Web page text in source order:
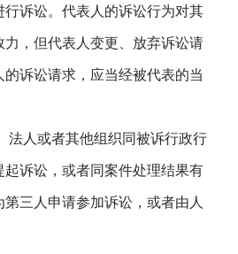
行诉讼。代表人的诉讼行为对其
力，但代表人变更、放弃诉讼请
诉讼请求，应当经被代表的当
法人或者其他组织同被诉行政行
起诉讼，或者同案件处理结果有
三人申请参加诉讼，或者由人